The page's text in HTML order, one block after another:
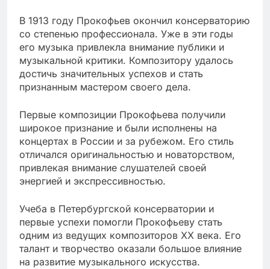
В 1913 году Прокофьев окончил консерваторию
со степенью профессионала. Уже в эти годы
его музыка привлекла внимание публики и
музыкальной критики. Композитору удалось
достичь значительных успехов и стать
признанным мастером своего дела.
Первые композиции Прокофьева получили
широкое признание и были исполнены на
концертах в России и за рубежом. Его стиль
отличался оригинальностью и новаторством,
привлекая внимание слушателей своей
энергией и экспрессивностью.
Учеба в Петербургской консерватории и
первые успехи помогли Прокофьеву стать
одним из ведущих композиторов XX века. Его
талант и творчество оказали большое влияние
на развитие музыкального искусства.